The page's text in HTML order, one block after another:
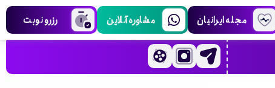
رزرو نوبت مشاوره آنلاین مجله ایرانیان